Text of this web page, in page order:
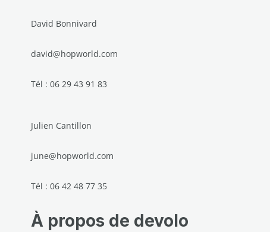
David Bonnivard
david@hopworld.com
Tél : 06 29 43 91 83
Julien Cantillon
june@hopworld.com
Tél : 06 42 48 77 35
À propos de devolo